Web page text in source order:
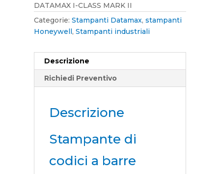
DATAMAX I-CLASS MARK II
Categorie: Stampanti Datamax, stampanti
Honeywell, Stampanti industriali
Descrizione
Richiedi Preventivo
Descrizione
Stampante di
codici a barre